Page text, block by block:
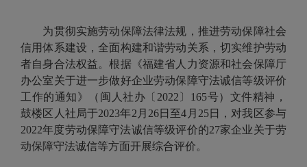
为贯彻实施劳动保障法律法规，推进劳动保障社会
信用体系建设，全面构建和谐劳动关系，切实维护劳动
者自身合法权益。根据《福建省人力资源和社会保障厅
办公室关于进一步做好企业劳动保障守法诚信等级评价
工作的通知》（闽人社办〔2022〕165号）文件精神，
鼓楼区人社局于2023年2月26日至4月25日，对我区参与
2022年度劳动保障守法诚信等级评价的27家企业关于劳
动保障守法诚信等方面开展综合评价。